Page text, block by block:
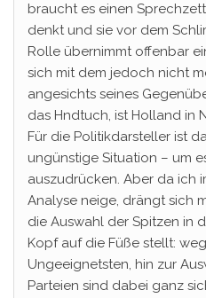
braucht es einen
denkt und sie vor dem
Rolle übernimmt offenbar
sich mit dem jedoch nicht
angesichts seines
das Hndtuch, ist Holland in
Für die Politikdarsteller ist
ungünstige Situation – um
auszudrücken. Aber da ich
Analyse neige, drängt sich
die Auswahl der Spitzen in
Kopf auf die Füße stellt:
Ungeeignetsten, hin zur
Parteien sind dabei ganz